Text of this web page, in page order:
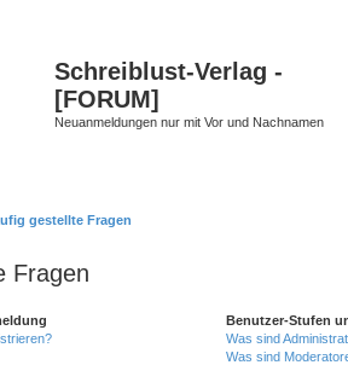
Schreiblust-Verlag -
[FORUM]
Neuanmeldungen nur mit Vor und Nachnamen
gestellte Fragen
Fragen
Benutzer-Stufen
Was sind
Was sind